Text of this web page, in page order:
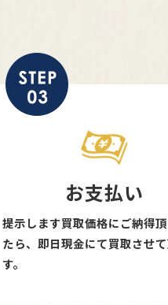
お支払い
提示します買取価格にご納得
たら、即日現金にて買取させ
す。